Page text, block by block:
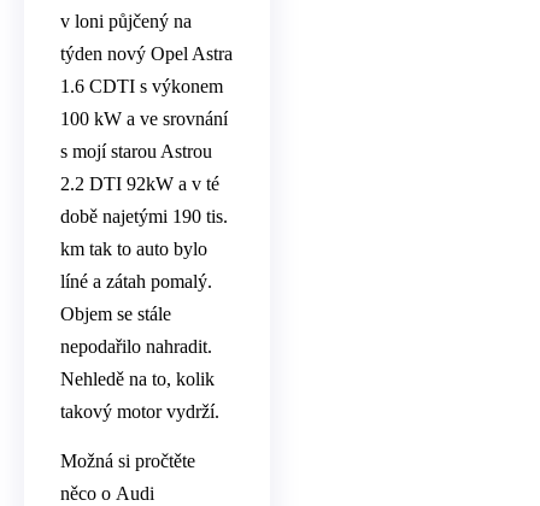
v loni půjčený na
týden nový Opel Astra
1.6 CDTI s výkonem
100 kW a ve srovnání
s mojí starou Astrou
2.2 DTI 92kW a v té
době najetými 190 tis.
km tak to auto bylo
líné a zátah pomalý.
Objem se stále
nepodařilo nahradit.
Nehledě na to, kolik
takový motor vydrží.
Možná si pročtěte
něco o Audi